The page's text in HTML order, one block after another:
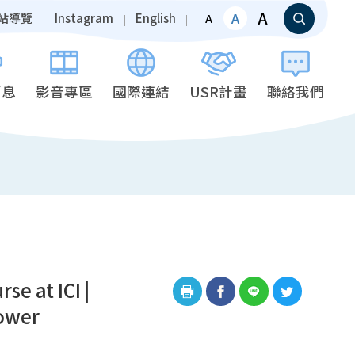
導覽 Instagram English A A A
影音專區 國際連結 USR計畫 聯絡我們
at ICI |